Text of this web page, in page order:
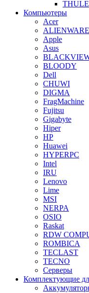
THULE
Компьютеры
Acer
ALIENWARE
Apple
Asus
BLOODY
Dell
CHUWI
DIGMA
FragMachine
Fujitsu
Gigabyte
Hiper
HP
Huawei
HYPERPC
Intel
IRU
Lenovo
Lime
MSI
NERPA
OSIO
Raskat
RDW
ROMBICA
TECLAST
TECNO
Серверы
Комплектующие